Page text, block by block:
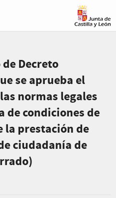
Decreto
se aprueba el
normas legales
de condiciones de
la prestación de
ciudadanía de